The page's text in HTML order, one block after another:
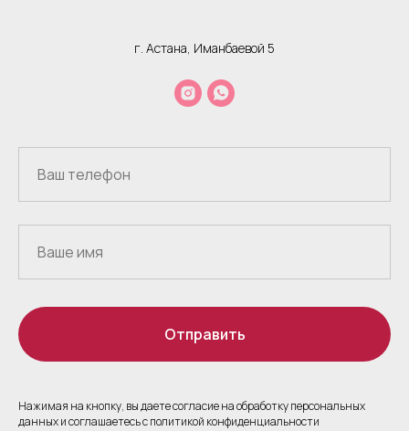
г. Астана, Иманбаевой 5
Отправить
Нажимая на кнопку, вы даете согласие на обработку персональных
данных и соглашаетесь c политикой конфиденциальности